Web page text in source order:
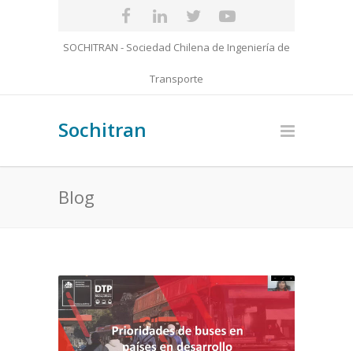
SOCHITRAN - Sociedad Chilena de Ingeniería de
Transporte
Sochitran
Blog